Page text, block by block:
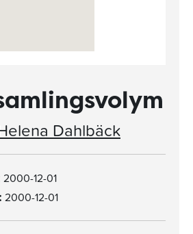
Dahlbäck
2000-12-01
2000-12-01